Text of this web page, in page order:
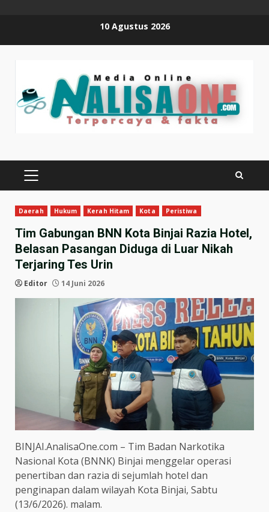
10 Agustus 2026
PRIMARY
Daerah Hukum Kerah Hitam Kota Peristiwa
Tim Gabungan BNN Kota Binjai Razia Hotel,
Belasan Pasangan Diduga di Luar Nikah
Terjaring Tes Urin
Editor 14 Juni 2026
BINJAI.AnalisaOne.com – Tim Badan Narkotika
Nasional Kota (BNNK) Binjai menggelar operasi
penertiban dan razia di sejumlah hotel dan
penginapan dalam wilayah Kota Binjai, Sabtu
(13/6/2026). malam.